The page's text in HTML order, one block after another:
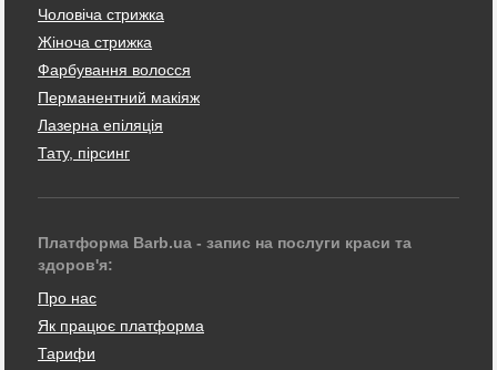
Чоловіча стрижка
Жіноча стрижка
Фарбування волосся
Перманентний макіяж
Лазерна епіляція
Тату, пірсинг
Платформа Barb.ua - запис на послуги краси та
здоров'я:
Про нас
Як працює платформа
Тарифи